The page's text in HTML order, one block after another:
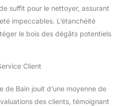
suffit pour le nettoyer, assurant
impeccables. L’étanchéité
le bois des dégâts potentiels
Client
de Bain jouit d’une moyenne de
des clients, témoignant